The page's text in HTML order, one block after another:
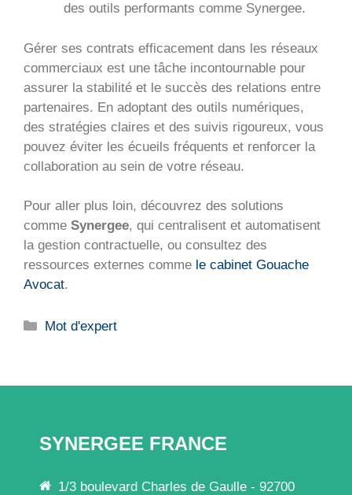
des outils performants comme Synergee.
Gérer ses contrats efficacement dans les réseaux
commerciaux est une tâche incontournable pour
assurer la stabilité et le succès des relations entre
partenaires. En adoptant des outils numériques,
des stratégies claires et des suivis rigoureux, vous
pouvez éviter les écueils fréquents et renforcer la
collaboration au sein de votre réseau.
Pour aller plus loin, découvrez des solutions
comme Synergee, qui centralisent et automatisent
la gestion contractuelle, ou consultez des
ressources externes comme le cabinet Gouache
Avocat.
Catégories
Mot d'expert
SYNERGEE FRANCE
1/3 boulevard Charles de Gaulle - 92700